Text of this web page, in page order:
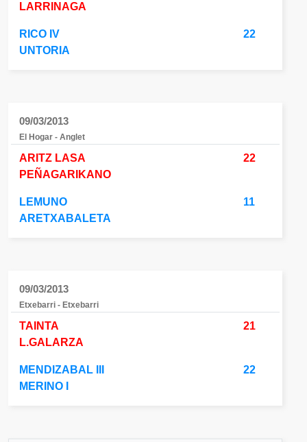
LARRINAGA
RICO IV
UNTORIA
22
09/03/2013
El Hogar - Anglet
ARITZ LASA
PEÑAGARIKANO
22
LEMUNO
ARETXABALETA
11
09/03/2013
Etxebarri - Etxebarri
TAINTA
L.GALARZA
21
MENDIZABAL III
MERINO I
22